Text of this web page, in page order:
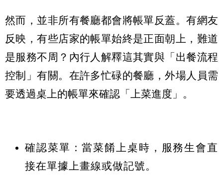
然而，並非所有餐廳都會將帳單反蓋。有網友
反映，有些店家的帳單始終是正面朝上，難道
是服務不周？內行人解釋這其實與「出餐流程
控制」有關。在許多忙碌的餐廳，外場人員需
要透過桌上的帳單來確認「上菜進度」。
確認菜單：當菜餚上桌時，服務生會直
接在單據上畫線或做記號。